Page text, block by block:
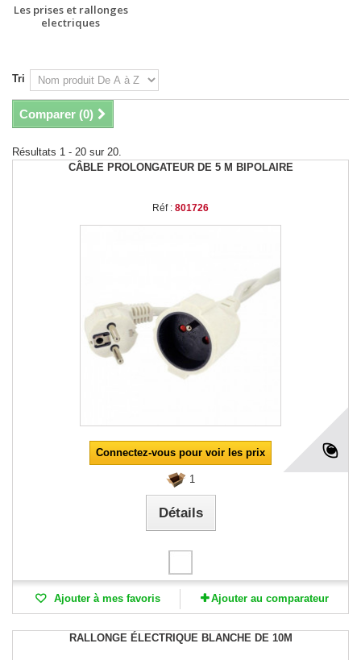
Les prises et rallonges
electriques
Tri
Comparer (0)
Résultats 1 - 20 sur 20.
CÂBLE PROLONGATEUR DE 5 M BIPOLAIRE
Réf : 801726
Connectez-vous pour voir les prix
1
Détails
Ajouter à mes favoris Ajouter au comparateur
RALLONGE ÉLECTRIQUE BLANCHE DE 10M